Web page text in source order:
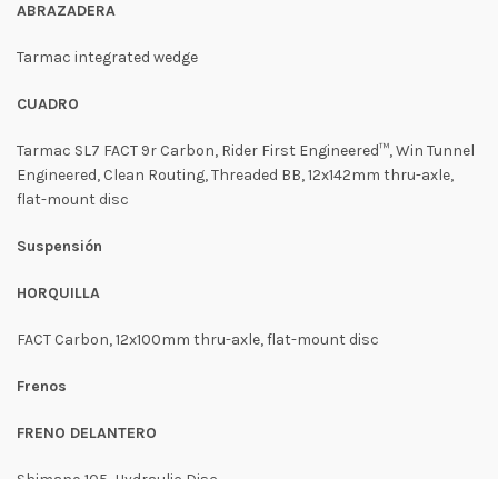
ABRAZADERA
Tarmac integrated wedge
CUADRO
Tarmac SL7 FACT 9r Carbon, Rider First Engineered™, Win Tunnel
Engineered, Clean Routing, Threaded BB, 12x142mm thru-axle,
flat-mount disc
Suspensión
HORQUILLA
FACT Carbon, 12x100mm thru-axle, flat-mount disc
Frenos
FRENO DELANTERO